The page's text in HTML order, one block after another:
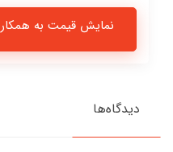
نمایش قیمت به همکار
دیدگاه‌ها